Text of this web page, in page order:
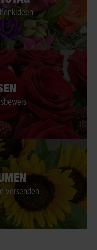
versenden